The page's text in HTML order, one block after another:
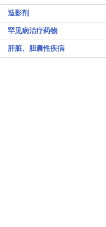
造影剂
罕见病治疗药物
肝脏、胆囊性疾病